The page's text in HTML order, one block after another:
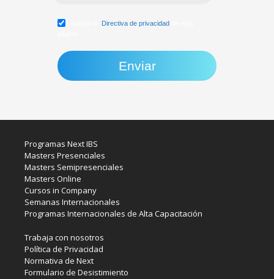
Directiva de privacidad
Programas Next IBS
Masters Presenciales
Masters Semipresenciales
Masters Online
Cursos in Company
Semanas Internacionales
Programas Internacionales de Alta Capacitación
Trabaja con nosotros
Política de Privacidad
Normativa de Next
Formulario de Desistimiento